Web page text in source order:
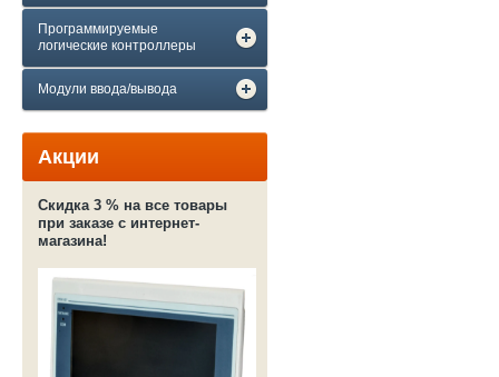
Программируемые
логические контроллеры
Модули ввода/вывода
Акции
Скидка 3 % на все товары
при заказе с интернет-
магазина!